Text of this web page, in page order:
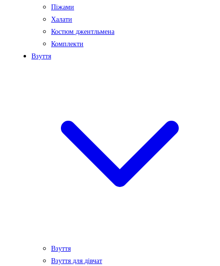
Піжами
Халати
Костюм джентльмена
Комплекти
Взуття
Взуття
Взуття для дівчат